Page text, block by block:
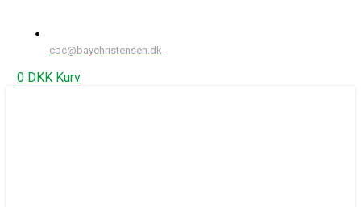
cbc@baychristensen.dk
0 DKK Kurv